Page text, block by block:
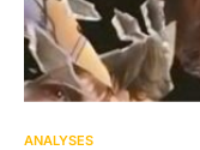
ANALYSES